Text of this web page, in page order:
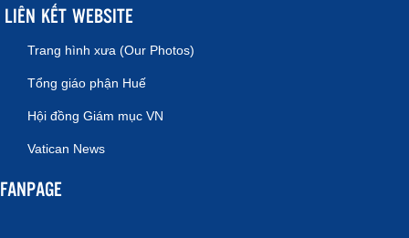
LIÊN KẾT WEBSITE
Trang hình xưa (Our Photos)
Tổng giáo phận Huế
Hội đồng Giám mục VN
Vatican News
FANPAGE